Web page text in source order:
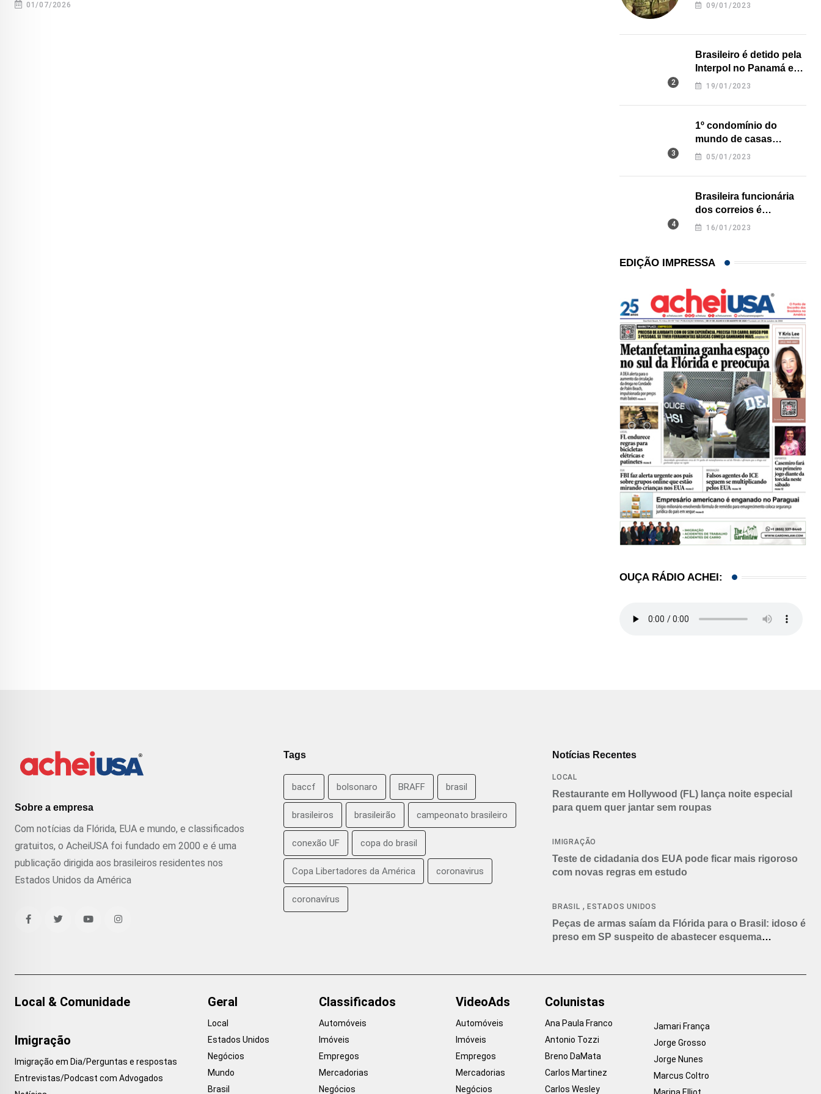
01/07/2026 21/01/2026 09/01/2023
Brasileiro é detido pela
Interpol no Panamá e
pode pegar prisão
19/01/2023
1º condomínio do
mundo de casas
impressas em 3D é
05/01/2023
Brasileira funcionária
dos correios é
assassinada a facadas
16/01/2023
EDIÇÃO IMPRESSA
OUÇA RÁDIO ACHEI:
Sobre a empresa
Com notícias da Flórida, EUA e mundo, e classificados
gratuitos, o AcheiUSA foi fundado em 2000 e é uma
publicação dirigida aos brasileiros residentes nos
Estados Unidos da América
Tags
baccf bolsonaro BRAFF brasil
brasileiros brasileirão campeonato brasileiro
conexão UF copa do brasil
Copa Libertadores da América coronavirus
coronavírus
Notícias Recentes
LOCAL
Restaurante em Hollywood (FL) lança noite especial
para quem quer jantar sem roupas
IMIGRAÇÃO
Teste de cidadania dos EUA pode ficar mais rigoroso
com novas regras em estudo
BRASIL , ESTADOS UNIDOS
Peças de armas saíam da Flórida para o Brasil: idoso é
preso em SP suspeito de abastecer esquema
Local & Comunidade
Imigração
Imigração em Dia/Perguntas e respostas
Entrevistas/Podcast com Advogados
Geral
Local
Estados Unidos
Negócios
Mundo
Brasil
Classificados
Automóveis
Imóveis
Empregos
Mercadorias
Negócios
VideoAds
Automóveis
Imóveis
Empregos
Mercadorias
Negócios
Colunistas
Ana Paula Franco
Antonio Tozzi
Breno DaMata
Carlos Martinez
Carlos Wesley
Jamari França
Jorge Grosso
Jorge Nunes
Marcus Coltro